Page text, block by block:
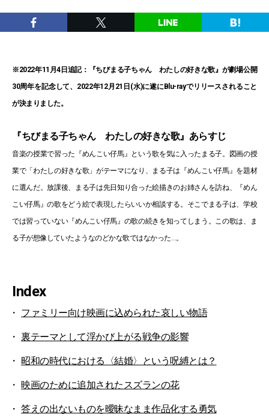
※2022年11月4日追記：『ちびまる子ちゃん わたしの好きな歌』が劇場公開
30周年を記念して、2022年12月21日(水)に遂にBlu-rayでリリースされること
が決まりました。
『ちびまる子ちゃん わたしの好きな歌』あらすじ
音楽の授業で習った『めんこい仔馬』という歌を気に入ったまる子。図画の授
業で「わたしの好きな歌」がテーマになり、まる子は『めんこい仔馬』を題材
に選んだ。放課後、まる子は先日知り合った絵描きのお姉さんを訪ね、『めん
こい仔馬』の歌をどう絵で表現したらいいか相談する。そこでまる子は、学校
では習っていない『めんこい仔馬』の歌の続きを知ってしまう。この歌は、ま
る子が想像していたようなのどかな歌ではなかった…。
Index
ファミリー向け映画に込められた哀しい物語
裏テーマとして浮かび上がる戦争の影響
昭和の時代における〈結婚〉という呪縛とは？
映画のために追加されたスズランの花
答えの出ないものを曖昧なまま作品化する勇気